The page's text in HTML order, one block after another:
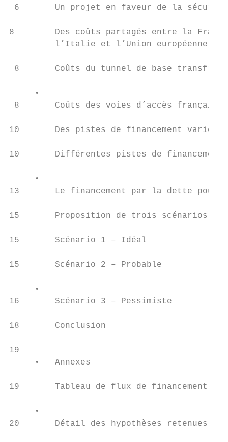
6       Un projet en faveur de la sécurité
8        Des coûts partagés entre la
         l’Italie et l’Union européenne
8       Coûts du tunnel de base
     •
8       Coûts des voies d’accès
10       Des pistes de financement variées
10       Différentes pistes de financement
     •
13       Le financement par la dette pour
15       Proposition de trois scénarios de
15       Scénario 1 – Idéal
15       Scénario 2 – Probable
     •
16       Scénario 3 – Pessimiste
18       Conclusion
19
     •   Annexes
19       Tableau de flux de financement
     •
20       Détail des hypothèses retenues